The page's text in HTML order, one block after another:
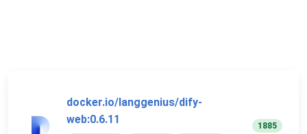
docker.io/langgenius/dify-
web:0.6.11
1885